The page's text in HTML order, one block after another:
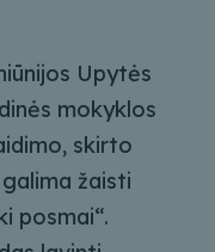
Upytės
mokyklos
skirto
žaisti
posmai“.